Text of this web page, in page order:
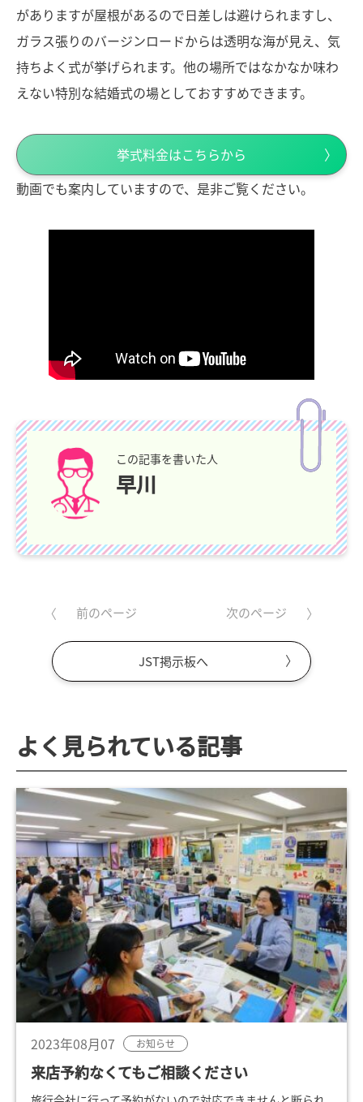
がありますが屋根があるので日差しは避けられますし、
ガラス張りのバージンロードからは透明な海が見え、気
持ちよく式が挙げられます。他の場所ではなかなか味わ
えない特別な結婚式の場としておすすめできます。
挙式料金はこちらから
動画でも案内していますので、是非ご覧ください。
この記事を書いた人
早川
前のページ
JST掲示板へ
次のページ
よく見られている記事
2023年08月07 お知らせ
来店予約なくてもご相談ください